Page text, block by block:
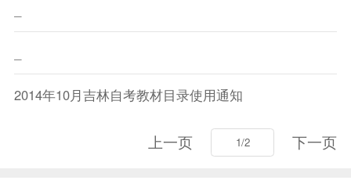
2014年10月吉林自考教材目录使用通知
上一页 下一页